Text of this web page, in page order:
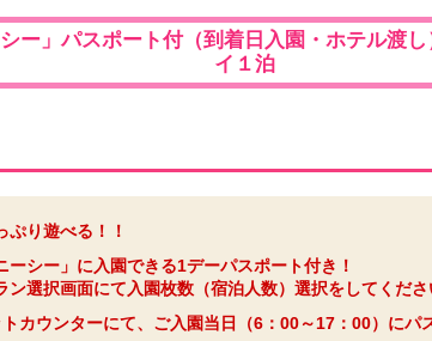
ー」パスポート付（到着日入園・ホテル渡
イ１泊
り遊べる！！
シー」に入園できる1デーパスポート付き！
選択画面にて入園枚数（宿泊人数）選択をしてくださ
カウンターにて、ご入園当日（6：00～17：00）にパ